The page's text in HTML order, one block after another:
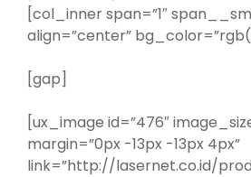
[col_inner span=”1″
align=”center”
[gap]
[ux_image id=”476″
margin=”0px -13px -13px 4px”
link=”http://lasernet.co.id/